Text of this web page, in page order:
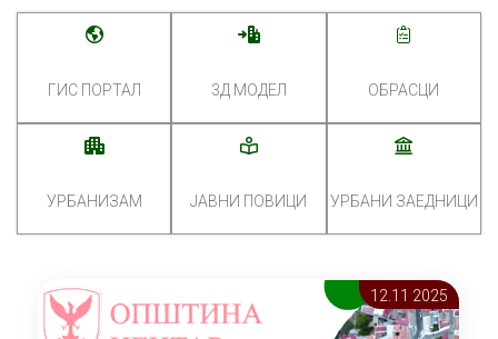
ГИС ПОРТАЛ 3Д МОДЕЛ ОБРАСЦИ
УРБАНИЗАМ ЈАВНИ ПОВИЦИ УРБАНИ ЗАЕДНИЦИ
12.11 2025